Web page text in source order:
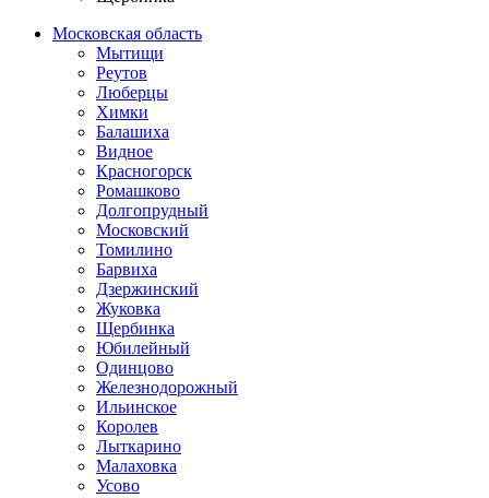
Московская область
Мытищи
Реутов
Люберцы
Химки
Балашиха
Видное
Красногорск
Ромашково
Долгопрудный
Московский
Томилино
Барвиха
Дзержинский
Жуковка
Щербинка
Юбилейный
Одинцово
Железнодорожный
Ильинское
Королев
Лыткарино
Малаховка
Усово